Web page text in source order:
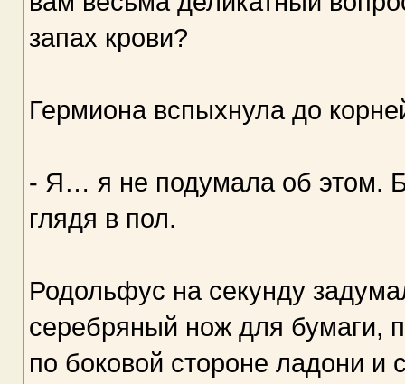
запах крови?
Гермиона вспыхнула до
- Я… я не подумала об этом.
глядя в пол.
Родольфус на секунду
серебряный нож для бумаги,
по боковой стороне ладони и